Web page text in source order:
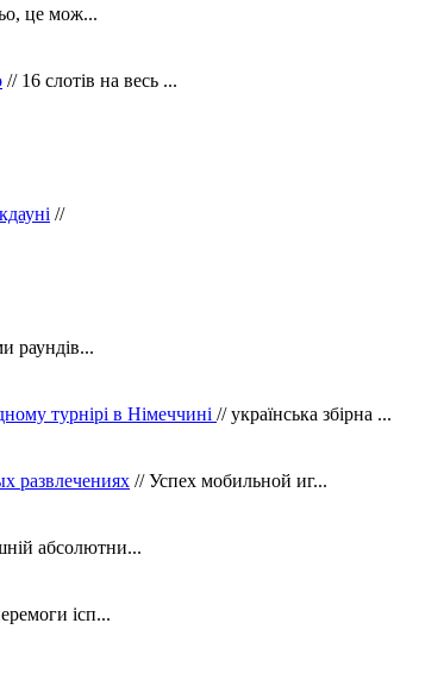
це мож...
// 16 слотів на весь ...
//
раундів...
турнірі в Німеччині // українська збірна ...
развлечениях // Успех мобильной иг...
абсолютни...
ісп...